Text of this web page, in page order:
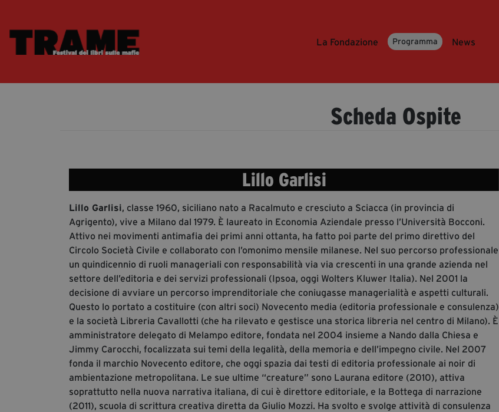
La Fondazione Programma News
Scheda Ospite
Lillo Garlisi
Lillo Garlisi, classe 1960, siciliano nato a Racalmuto e cresciuto a Sciacca (in provincia di
Agrigento), vive a Milano dal 1979. È laureato in Economia Aziendale presso l’Università Bocconi.
Attivo nei movimenti antimafia dei primi anni ottanta, ha fatto poi parte del primo direttivo del
Circolo Società Civile e collaborato con l’omonimo mensile milanese. Nel suo percorso professionale
un quindicennio di ruoli manageriali con responsabilità via via crescenti in una grande azienda nel
settore dell’editoria e dei servizi professionali (Ipsoa, oggi Wolters Kluwer Italia). Nel 2001 la
decisione di avviare un percorso imprenditoriale che coniugasse managerialità e aspetti culturali.
Questo lo portato a costituire (con altri soci) Novecento media (editoria professionale e consulenza)
e la società Libreria Cavallotti (che ha rilevato e gestisce una storica libreria nel centro di Milano). È
amministratore delegato di Melampo editore, fondata nel 2004 insieme a Nando dalla Chiesa e
Jimmy Carocchi, focalizzata sui temi della legalità, della memoria e dell’impegno civile. Nel 2007
fonda il marchio Novecento editore, che oggi spazia dai testi di editoria professionale ai noir di
ambientazione metropolitana. Le sue ultime “creature” sono Laurana editore (2010), attiva
soprattutto nella nuova narrativa italiana, di cui è direttore editoriale, e la Bottega di narrazione
(2011), scuola di scrittura creativa diretta da Giulio Mozzi. Ha svolto e svolge attività di consulenza